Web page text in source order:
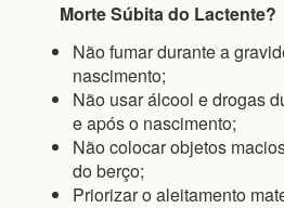
Morte Súbita do Lactente?
Não fumar durante a
nascimento;
Não usar álcool e drogas
e após o nascimento;
Não colocar objetos
do berço;
Priorizar o aleitamento